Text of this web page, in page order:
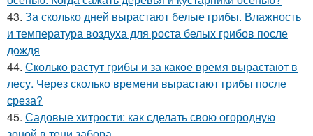
43. За сколько дней вырастают белые грибы. Влажность
и температура воздуха для роста белых грибов после
дождя
44. Сколько растут грибы и за какое время вырастают в
лесу. Через сколько времени вырастают грибы после
среза?
45. Садовые хитрости: как сделать свою огородную